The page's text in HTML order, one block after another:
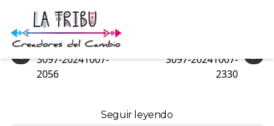
3097-20241007-2951
«
3097-20241007-
2056
»
3097-20241007-
2330
Seguir leyendo